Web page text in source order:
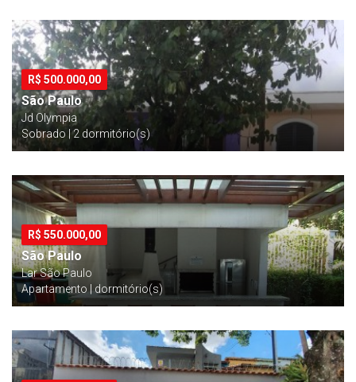
R$ 500.000,00
São Paulo
Jd Olympia
Sobrado | 2 dormitório(s)
R$ 550.000,00
São Paulo
Lar São Paulo
Apartamento | dormitório(s)